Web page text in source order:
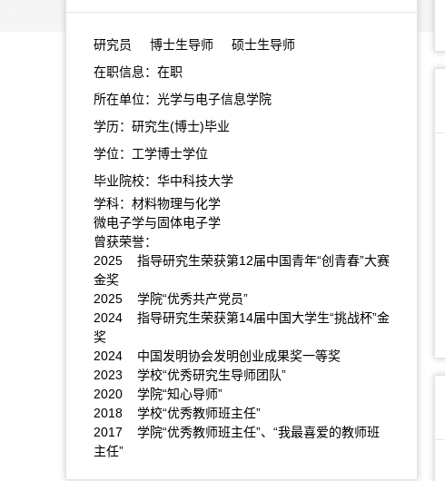
研究员
博士生导师 硕士生导师
在职信息：在职
所在单位：光学与电子信息学院
学历：研究生(博士)毕业
学位：工学博士学位
毕业院校：华中科技大学
学科：材料物理与化学
微电子学与固体电子学
曾获荣誉：
2025 指导研究生荣获第12届中国青年“创青春”大赛
金奖
2025 学院“优秀共产党员”
2024 指导研究生荣获第14届中国大学生“挑战杯”金
奖
2024 中国发明协会发明创业成果奖一等奖
2023 学校“优秀研究生导师团队”
2020 学院“知心导师”
2018 学校“优秀教师班主任”
2017 学院“优秀教师班主任”、“我最喜爱的教师班
主任”